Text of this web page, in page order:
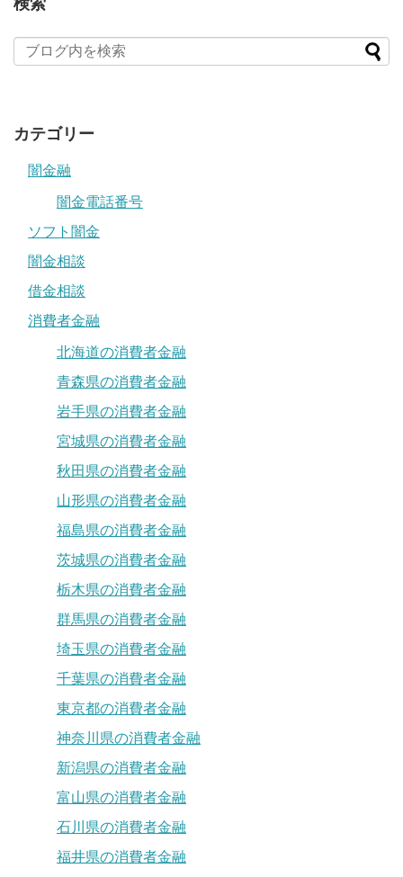
カテゴリー
闇金融
闇金電話番号
ソフト闇金
闇金相談
借金相談
消費者金融
北海道の消費者金融
青森県の消費者金融
岩手県の消費者金融
宮城県の消費者金融
秋田県の消費者金融
山形県の消費者金融
福島県の消費者金融
茨城県の消費者金融
栃木県の消費者金融
群馬県の消費者金融
埼玉県の消費者金融
千葉県の消費者金融
東京都の消費者金融
神奈川県の消費者金融
新潟県の消費者金融
富山県の消費者金融
石川県の消費者金融
福井県の消費者金融